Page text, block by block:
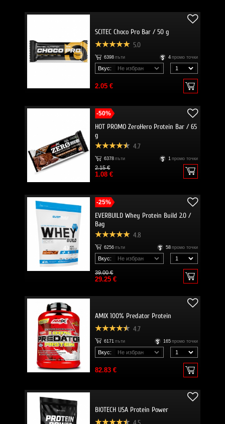
SCITEC Choco Pro Bar / 50 g
5.0
6398 пъти 4 промо точки
Вкус:
2.05 €
-50%
HOT PROMO ZeroHero Protein Bar / 65
g
4.7
6378 пъти 1 промо точки
2.15 €
1.08 €
-25%
EVERBUILD Whey Protein Build 2.0 /
Bag
4.8
6256 пъти 58 промо точки
Вкус:
39.00 €
29.25 €
AMIX 100% Predator Protein
4.7
6171 пъти 165 промо точки
Вкус:
82.83 €
BIOTECH USA Protein Power